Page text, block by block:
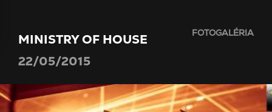
MINISTRY OF HOUSE
22/05/2015
FOTOGALÉRIA